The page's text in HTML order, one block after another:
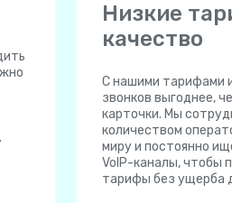
Низкие
качество
С нашими тарифами
звонков выгоднее,
карточки. Мы
количеством
миру и постоянно
VoIP-каналы, чтобы
тарифы без ущерба